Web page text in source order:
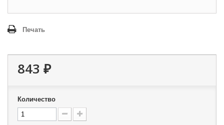
Печать
843 ₽
Количество